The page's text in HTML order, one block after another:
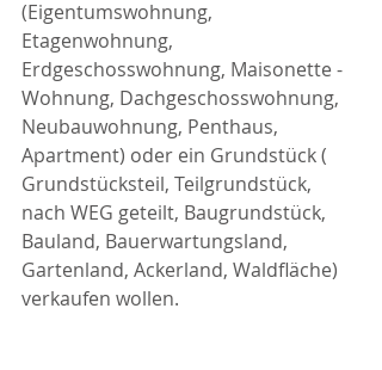
(Eigentumswohnung,
Etagenwohnung,
Erdgeschosswohnung, Maisonette -
Wohnung, Dachgeschosswohnung,
Neubauwohnung, Penthaus,
Apartment) oder ein Grundstück (
Grundstücksteil, Teilgrundstück,
nach WEG geteilt, Baugrundstück,
Bauland, Bauerwartungsland,
Gartenland, Ackerland, Waldfläche)
verkaufen wollen.